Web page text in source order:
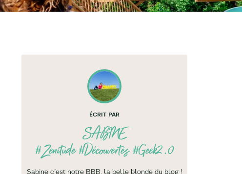
ÉCRIT PAR
SABINE
#Zenitude #Découvertes #Geek2.0
Sabine c’est notre BBB, la belle blonde du blog !